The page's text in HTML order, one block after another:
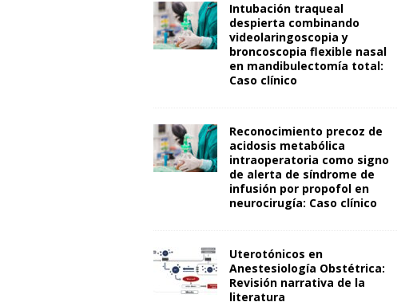
Intubación traqueal
despierta combinando
videolaringoscopia y
broncoscopia flexible nasal
en mandibulectomía total:
Caso clínico
Reconocimiento precoz de
acidosis metabólica
intraoperatoria como signo
de alerta de síndrome de
infusión por propofol en
neurocirugía: Caso clínico
Uterotónicos en
Anestesiología Obstétrica:
Revisión narrativa de la
literatura